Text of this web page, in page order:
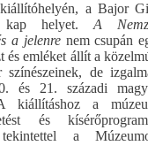
a Bajor
kap helyet.A
a jelenrenem csupán
és emléket állít a
színészeinek, de
és 21. századi
kiállításhoz a
és
a